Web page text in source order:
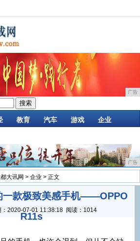
广告
教育 汽车 游戏 企业
广告
大讯网 > 企业 > 正文
一款极致美感手机——OPPO
R11s
2020-07-01 11:38:18 阅读：1014